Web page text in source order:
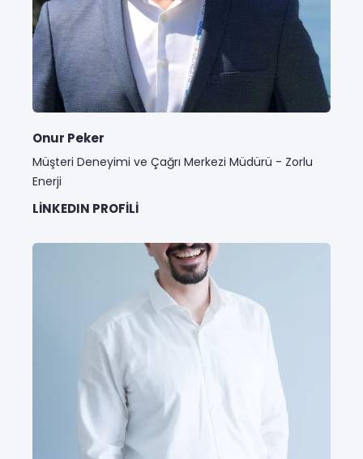
Onur Peker
Müşteri Deneyimi ve Çağrı Merkezi Müdürü - Zorlu
Enerji​
LINKEDIN PROFILI